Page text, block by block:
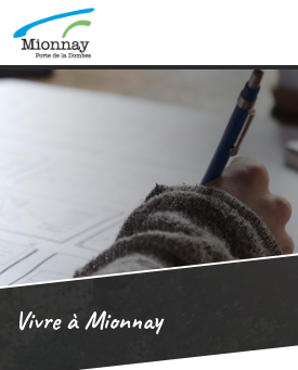
Vivre à Mionnay